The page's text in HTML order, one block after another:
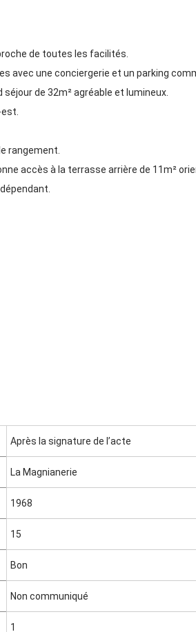
de toutes les facilités.
avec une conciergerie et un parking
séjour de 32m² agréable et lumineux.
rangement.
accès à la terrasse arrière de 11m²
Après la signature de l’acte
La Magnianerie
1968
15
Bon
Non communiqué
1